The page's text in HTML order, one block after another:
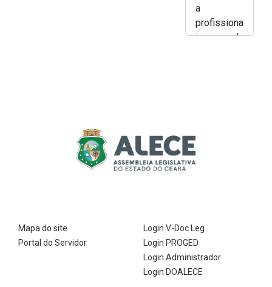
a
profissiona
is da
Martins
Rodrigues
- Lucas
Mapa do site
Portal do Servidor
Login V-Doc Leg
Login PROGED
Login Administrador
Login DOALECE